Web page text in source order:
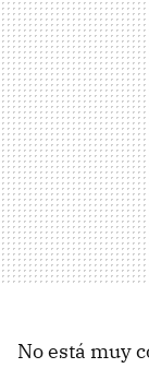
No está muy